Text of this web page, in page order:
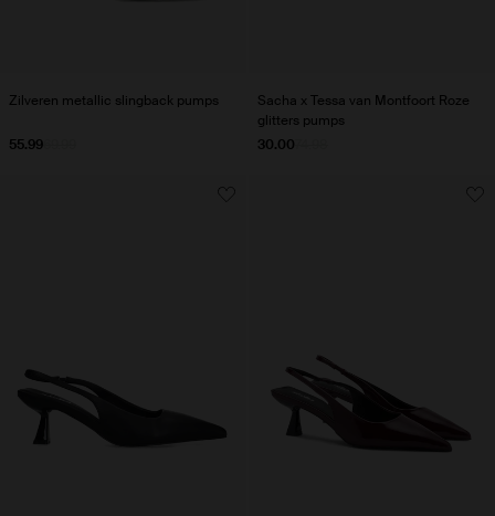
Zilveren metallic slingback pumps
55.99
Sacha x Tessa van Montfoort Roze
glitters pumps
30.00